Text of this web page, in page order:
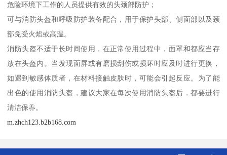
危险环境下工作的人员提供有效的头颈部防护；
可与消防头盔和呼吸防护装备配合，用于保护头部、侧面部以及颈
部免受火焰或高温。
消防头盔不适于长时间使用，在正常使用过程中，面罩和都应当存
放在头盔内。当发现面屏或有磨损刮伤或损坏时应及时进行更换，
如遇到敏感体质者，在材料接触皮肤时，可能会引起反应。为了能
出色的使用消防头盔，建议大家在每次使用消防头盔后，都要进行
清洁保养。
m.zhch123.b2b168.com